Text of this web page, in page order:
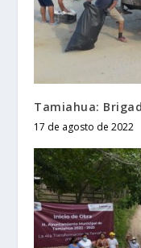
Tamiahua:
17 de agosto de 2022